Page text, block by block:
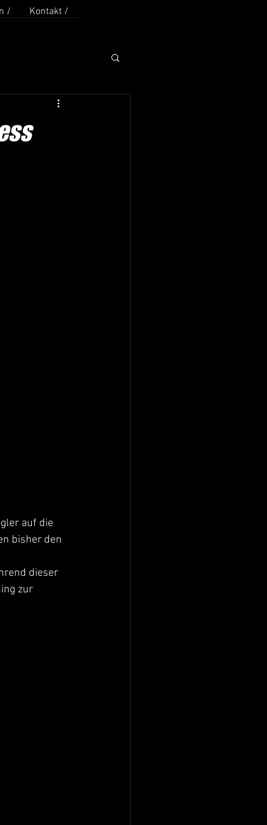
/ Kontakt /
auf die
bisher den
dieser
zur